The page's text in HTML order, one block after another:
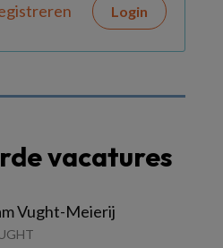
Login
vacatures
Vught-Meierij